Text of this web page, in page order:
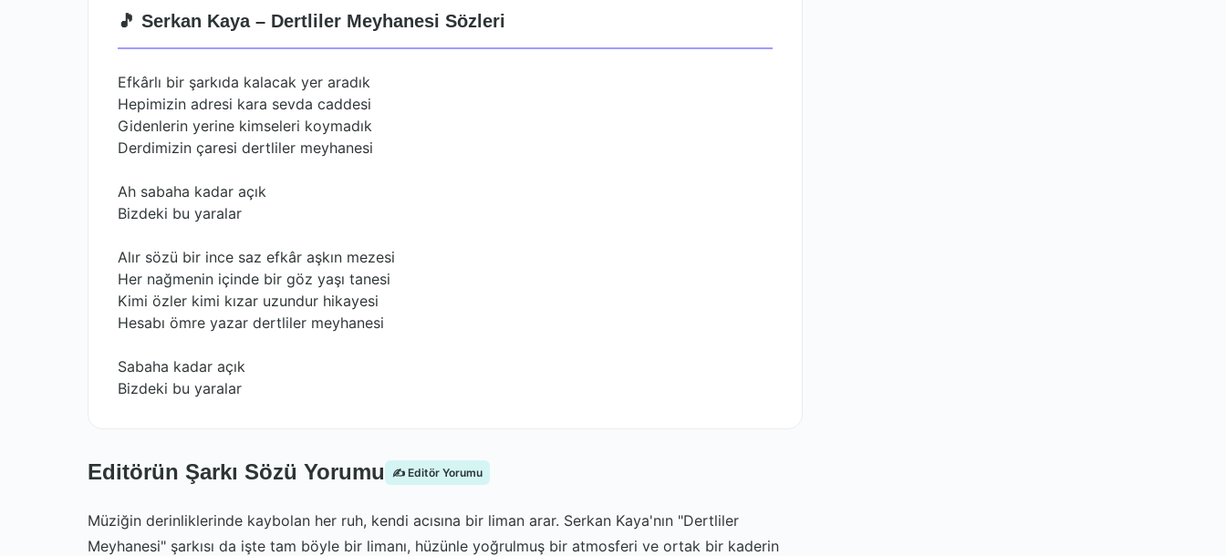
🎵 Serkan Kaya – Dertliler Meyhanesi Sözleri
Efkârlı bir şarkıda kalacak yer aradık
Hepimizin adresi kara sevda caddesi
Gidenlerin yerine kimseleri koymadık
Derdimizin çaresi dertliler meyhanesi
Ah sabaha kadar açık
Bizdeki bu yaralar
Alır sözü bir ince saz efkâr aşkın mezesi
Her nağmenin içinde bir göz yaşı tanesi
Kimi özler kimi kızar uzundur hikayesi
Hesabı ömre yazar dertliler meyhanesi
Sabaha kadar açık
Bizdeki bu yaralar
Editörün Şarkı Sözü Yorumu ✍️ Editör Yorumu
Müziğin derinliklerinde kaybolan her ruh, kendi acısına bir liman arar. Serkan Kaya'nın "Dertliler
Meyhanesi" şarkısı da işte tam böyle bir limanı, hüzünle yoğrulmuş bir atmosferi ve ortak bir kaderin